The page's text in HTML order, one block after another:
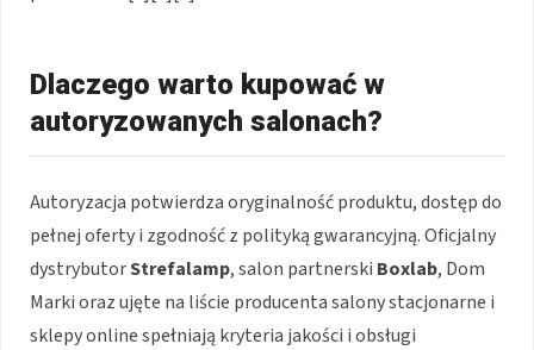
Dlaczego warto kupować w
autoryzowanych salonach?
Autoryzacja potwierdza oryginalność produktu, dostęp do
pełnej oferty i zgodność z polityką gwarancyjną. Oficjalny
dystrybutorStrefalamp, salon partnerski Boxlab, Dom
Marki oraz ujęte na liście producenta salony stacjonarne i
sklepy online spełniają kryteria jakości i obsługi